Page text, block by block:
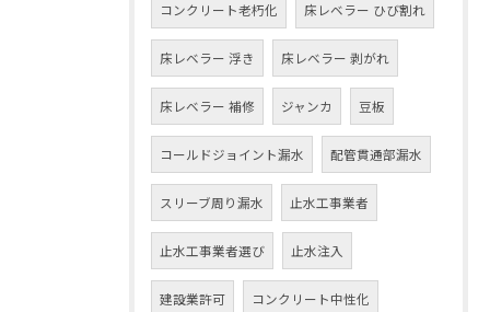
コンクリート老朽化 床レベラー ひび割れ
床レベラー 浮き 床レベラー 剥がれ
床レベラー 補修 ジャンカ 豆板
コールドジョイント漏水 配管貫通部漏水
スリーブ周り漏水 止水工事業者
止水工事業者選び 止水注入
建設業許可 コンクリート中性化